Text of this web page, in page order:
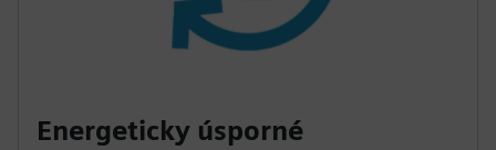
Energeticky úsporné